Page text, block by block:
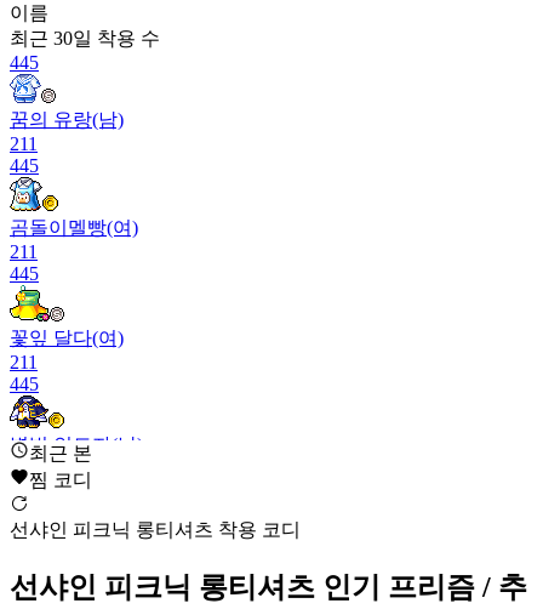
이름
최근 30일 착용 수
445
꿈의 유랑(남)
211
445
곰돌이멜빵(여)
211
445
꽃잎 달다(여)
211
445
별빛 인도자(남)
211
445
북치는 토끼 원피스(여)
445
최근 본
찜 코디
선샤인 피크닉 롱티셔츠 착용 코디
선샤인 피크닉 롱티셔츠 인기 프리즘 / 추